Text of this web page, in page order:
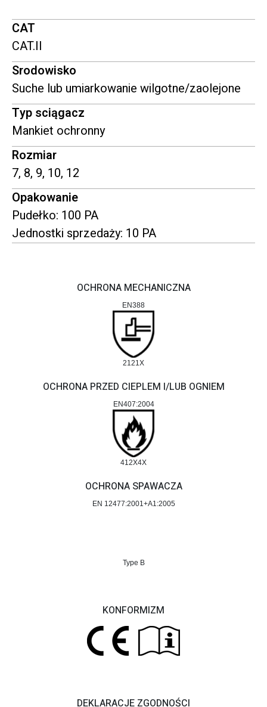
OCHRONA MECHANICZNA
EN388
2121X
OCHRONA PRZED CIEPLEM I/LUB OGNIEM
EN407:2004
412X4X
OCHRONA SPAWACZA
EN 12477:2001+A1:2005
Type B
KONFORMIZM
DEKLARACJE ZGODNOŚCI
CAT
CAT.II
Srodowisko
Suche lub umiarkowanie wilgotne/zaolejone
Typ sciągacz
Mankiet ochronny
Rozmiar
7, 8, 9, 10, 12
Opakowanie
Pudełko: 100 PA
Jednostki sprzedaży: 10 PA